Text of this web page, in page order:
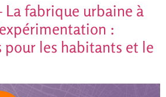
La fabrique urbaine à
:
pour les habitants et le